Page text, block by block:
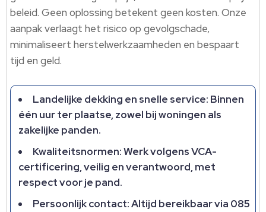
beleid.​ Geen oplossing betekent geen kosten.​ Onze
aanpak verlaagt het risico op gevolgschade,
minimaliseert herstelwerkzaamheden en bespaart
tijd en geld.​
Landelijke dekking en snelle service: Binnen
één uur ter plaatse, zowel bij woningen als
zakelijke panden.​
Kwaliteitsnormen: Werk volgens VCA-
certificering, veilig en verantwoord, met
respect voor je pand.​
Persoonlijk contact: Altijd bereikbaar via 085